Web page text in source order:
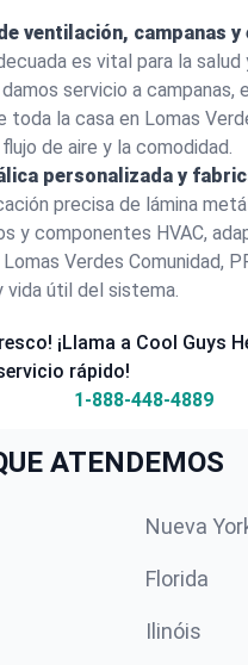
ventilación, campanas
es vital para la salud
servicio a campanas,
toda la casa en Lomas
de aire y la comodidad.
personalizada y
precisa de lámina
y componentes HVAC,
Verdes Comunidad,
vida útil del sistema.
¡Llama a Cool Guys
rápido!
1-888-448-4889
ATENDEMOS
Nueva
Florida
Ilinóis